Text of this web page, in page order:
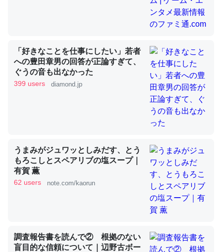
論文では「淡水はカルシウムも酸素も不足してて両方に不
利だから両方が拮抗してるのでは」とあって面白い。海に
いる鋏角類（カブトガニ・ウミグモ）はカルシウムを使わ
ずキチンを強化してる筈だが、酵素が違うのか？
─ニュース :: 【研究発表】昆虫学の大問題＝「昆虫はなぜ海にいな
これを元に考えるとカルシウムを大量に使う脊椎動物と貝
類は苦労してるんだな…。腹足類だと殻を無くしてナメク
「好きなことを仕事にしたい」若者
への豊田章男の回答が正論すぎて、
ぐうの音も出なかった
399 users diamond.jp
うまみがジュワッとしみだす、とう
もろこしとスペアリブの塩スープ｜
有賀 薫
62 users note.com/kaorun
調査報告書を読んで② 根拠のない
盲目的な信頼について｜辺野古ボー